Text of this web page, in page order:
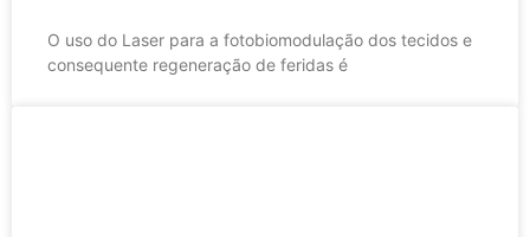
O uso do Laser para a fotobiomodulação dos tecidos e
consequente regeneração de feridas é